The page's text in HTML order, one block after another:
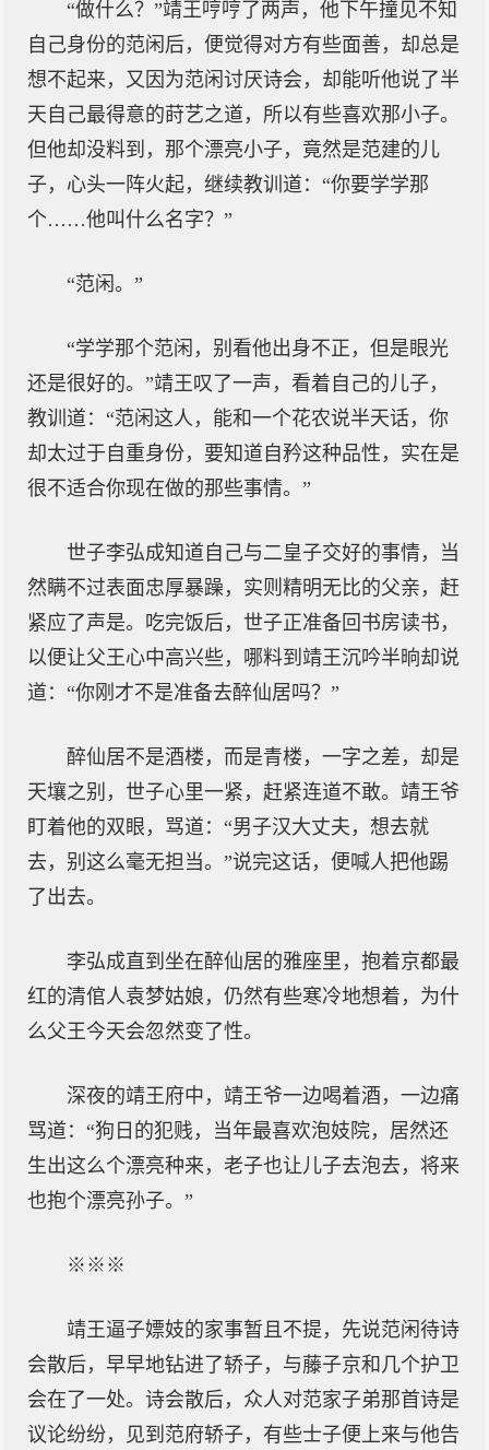
“做什么？”靖王哼哼了两声，他下午撞见不知
自己身份的范闲后，便觉得对方有些面善，却总是
想不起来，又因为范闲讨厌诗会，却能听他说了半
天自己最得意的莳艺之道，所以有些喜欢那小子。
但他却没料到，那个漂亮小子，竟然是范建的儿
子，心头一阵火起，继续教训道：“你要学学那
个……他叫什么名字？”
“范闲。”
“学学那个范闲，别看他出身不正，但是眼光
还是很好的。”靖王叹了一声，看着自己的儿子，
教训道：“范闲这人，能和一个花农说半天话，你
却太过于自重身份，要知道自矜这种品性，实在是
很不适合你现在做的那些事情。”
世子李弘成知道自己与二皇子交好的事情，当
然瞒不过表面忠厚暴躁，实则精明无比的父亲，赶
紧应了声是。吃完饭后，世子正准备回书房读书，
以便让父王心中高兴些，哪料到靖王沉吟半晌却说
道：“你刚才不是准备去醉仙居吗？”
醉仙居不是酒楼，而是青楼，一字之差，却是
天壤之别，世子心里一紧，赶紧连道不敢。靖王爷
盯着他的双眼，骂道：“男子汉大丈夫，想去就
去，别这么毫无担当。”说完这话，便喊人把他踢
了出去。
李弘成直到坐在醉仙居的雅座里，抱着京都最
红的清倌人袁梦姑娘，仍然有些寒冷地想着，为什
么父王今天会忽然变了性。
深夜的靖王府中，靖王爷一边喝着酒，一边痛
骂道：“狗日的犯贱，当年最喜欢泡妓院，居然还
生出这么个漂亮种来，老子也让儿子去泡去，将来
也抱个漂亮孙子。”
※※※
靖王逼子嫖妓的家事暂且不提，先说范闲待诗
会散后，早早地钻进了轿子，与藤子京和几个护卫
会在了一处。诗会散后，众人对范家子弟那首诗是
议论纷纷，见到范府轿子，有些士子便上来与他告